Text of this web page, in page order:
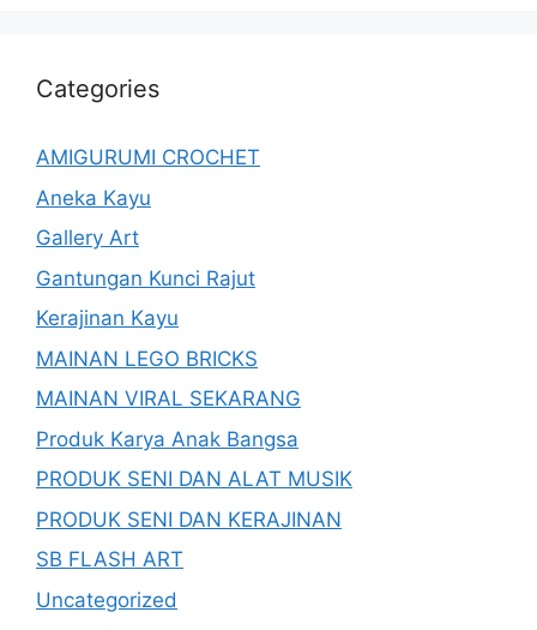
Categories
AMIGURUMI CROCHET
Aneka Kayu
Gallery Art
Gantungan Kunci Rajut
Kerajinan Kayu
MAINAN LEGO BRICKS
MAINAN VIRAL SEKARANG
Produk Karya Anak Bangsa
PRODUK SENI DAN ALAT MUSIK
PRODUK SENI DAN KERAJINAN
SB FLASH ART
Uncategorized